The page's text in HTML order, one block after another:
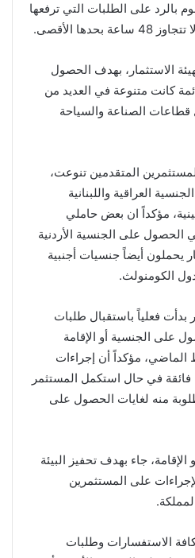
بالرد على الطلبات التي ترفعها
الأقصى.
الاستثمار، بهدف الحصول
كانت متنوعة في العديد من
قطاعات الصناعة والسياحة
المتقدمين تنوعت،
العراقية واللبنانية
مؤكداً ان بعض حاملي
الحصول على الجنسية الأردنية
يحملون أيضاً جنسيات أجنبية
الكومنولث.
بدأت فعلياً باستقبال طلبات
على الجنسية أو الإقامة
الماضي، مؤكداً أن إجراءات
فائقة في حال استكمل المستثمر
منه لغايات الحصول على
جاء بهدف تحفيز البيئة
على المستثمرين
الاستفسارات وطلبات